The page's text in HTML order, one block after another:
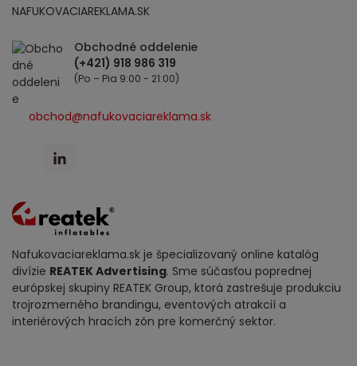
Nafukovaciareklama.sk je špecializovaný online katalóg
divízie REATEK Advertising. Sme súčasťou poprednej
európskej skupiny REATEK Group, ktorá zastrešuje produkciu
trojrozmerného brandingu, eventových atrakcií a
interiérových hracích zón pre komerčný sektor.
NAFUKOVACIAREKLAMA.SK
Obchodné oddelenie
(Po – Pia 9:00 - 21:00)
obchod@nafukovaciareklama.sk